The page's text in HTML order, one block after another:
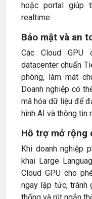
hoặc portal giúp
realtime.
Bảo mật và an
Các Cloud GPU
datacenter chuẩn
phòng, làm mát
Doanh nghiệp có
mã hóa dữ liệu để
hình AI và thông tin
Hỗ trợ mở rộng
Khi doanh nghiệp
khai Large
Cloud GPU cho
ngay lập tức, tránh